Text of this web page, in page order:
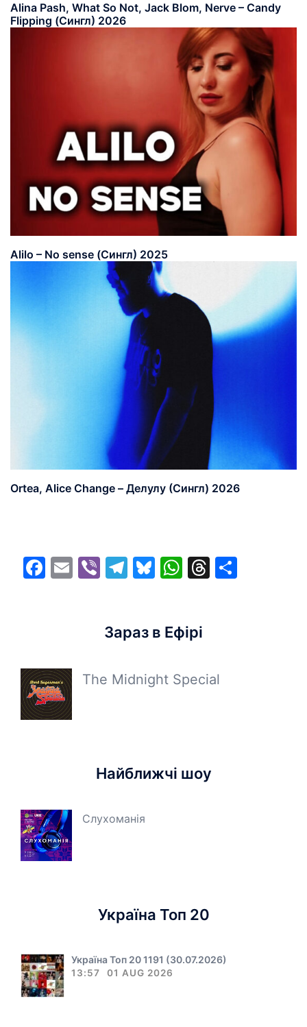
Alina Pash, What So Not, Jack Blom, Nerve – Candy
Flipping (Сингл) 2026
Alilo – No sense (Сингл) 2025
Ortea, Alice Change – Делулу (Сингл) 2026
Facebook
EmailViberTelegram
Bluesky
WhatsApp
Threads
Зараз в Ефірі
The Midnight Special
Найближчі шоу
Слухоманія
Україна Топ 20
Україна Топ 20 1191 (30.07.2026)
13:57 01 AUG 2026